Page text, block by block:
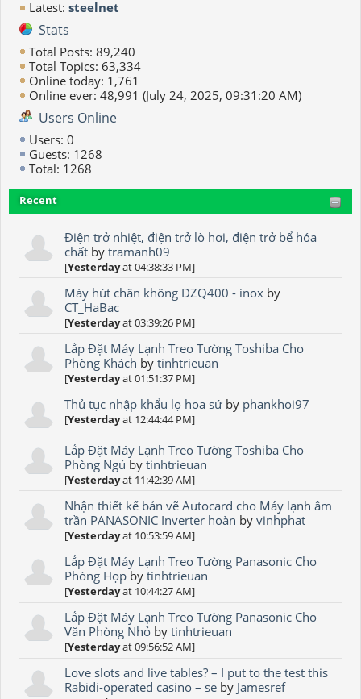
Latest: steelnet
Stats
Total Posts: 89,240
Total Topics: 63,334
Online today: 1,761
Online ever: 48,991 (July 24, 2025, 09:31:20 AM)
Users Online
Users: 0
Guests: 1268
Total: 1268
Recent
Điện trở nhiệt, điện trở lò hơi, điện trở bể hóa
chất bytramanh09
[Yesterdayat 04:38:33 PM]
Máy hút chân không DZQ400 - inox by
CT_HaBac
[Yesterdayat 03:39:26 PM]
Lắp Đặt Máy Lạnh Treo Tường Toshiba Cho
Phòng Khách bytinhtrieuan
[Yesterdayat 01:51:37 PM]
Thủ tục nhập khẩu lọ hoa sứby phankhoi97
[Yesterdayat 12:44:44 PM]
Lắp Đặt Máy Lạnh Treo Tường Toshiba Cho
Phòng Ngủ bytinhtrieuan
[Yesterdayat 11:42:39 AM]
Nhận thiết kế bản vẽ Autocard cho Máy lạnh âm
trần PANASONIC Inverter hoàn byvinhphat
[Yesterdayat 10:53:59 AM]
Lắp Đặt Máy Lạnh Treo Tường Panasonic Cho
Phòng Họp bytinhtrieuan
[Yesterdayat 10:44:27 AM]
Lắp Đặt Máy Lạnh Treo Tường Panasonic Cho
Văn Phòng Nhỏ bytinhtrieuan
[Yesterdayat 09:56:52 AM]
Love slots and live tables? – I put to the test this
Rabidi-operated casino – se by Jamesref